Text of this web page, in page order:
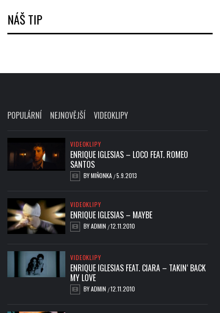
NÁŠ TIP
POPULÁRNÍ NEJNOVĚJŠÍ VIDEOKLIPY
VIDEOKLIPY
ENRIQUE IGLESIAS – LOCO FEAT. ROMEO
SANTOS
BYMIŇONKA /5.9.2013
VIDEOKLIPY
ENRIQUE IGLESIAS – MAYBE
BYADMIN /12.11.2010
VIDEOKLIPY
ENRIQUE IGLESIAS FEAT. CIARA – TAKIN‘ BACK
MY LOVE
BYADMIN /12.11.2010